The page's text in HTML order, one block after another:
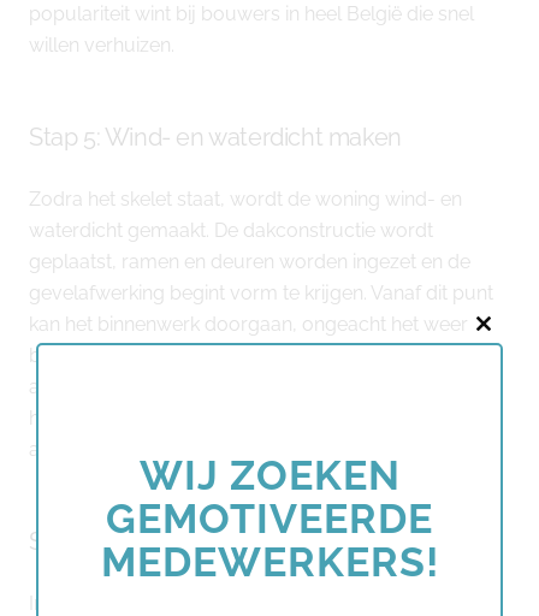
populariteit wint bij bouwers in heel België die snel
willen verhuizen.
Stap 5: Wind- en waterdicht maken
Zodra het skelet staat, wordt de woning wind- en
waterdicht gemaakt. De dakconstructie wordt
geplaatst, ramen en deuren worden ingezet en de
gevelafwerking begint vorm te krijgen. Vanaf dit punt
kan het binnenwerk doorgaan, ongeacht het weer
buiten. U merkt het meteen aan de stilte en de
aangename, droge temperatuur binnenin — de
hoogwaardige isolatie doet haar werk al voordat de
afwerking begint.
Stap 6: Technieken en isolatie
In deze fase worden de leidingen voor water,
Close
WIJ ZOEKEN
GEMOTIVEERDE
MEDEWERKERS!